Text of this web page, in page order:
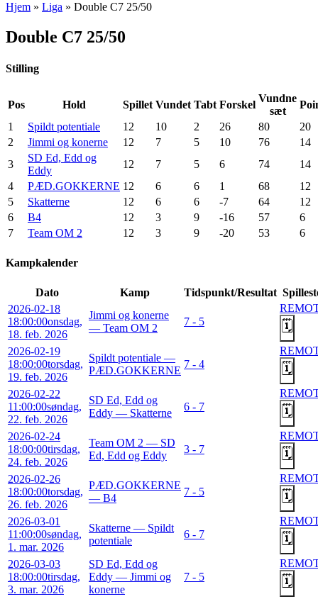
Hjem » Liga » Double C7 25/50
Double C7 25/50
Stilling
Pos Hold Spillet Vundet Tabt Forskel
Vundne
sæt
1
Spildt potentiale 12 10 2 26 80
20
2
Jimmi og konerne 12 7 5 10 76
14
3
SD Ed, Edd og
Eddy
12 7 5 6 74
14
4
PÆD.GOKKERNE 12 6 6 1 68
12
5
Skatterne 12 6 6 -7 64
12
6
B4 12 3 9 -16 57
6
7
Team OM 2 12 3 9 -20 53 6
Kampkalender
Dato Kamp Tidspunkt/Resultat
2026-02-18
18:00:00onsdag,
18. feb. 2026
Jimmi og konerne
— Team OM 2
7 - 5 🗓️
2026-02-19
18:00:00torsdag,
19. feb. 2026
Spildt potentiale —
PÆD.GOKKERNE
7 - 4 🗓️
2026-02-22
11:00:00søndag,
22. feb. 2026
SD Ed, Edd og
Eddy — Skatterne
6 - 7 🗓️
2026-02-24
18:00:00tirsdag,
24. feb. 2026
Team OM 2 — SD
Ed, Edd og Eddy
3 - 7 🗓️
2026-02-26
18:00:00torsdag,
26. feb. 2026
PÆD.GOKKERNE
— B4
7 - 5 🗓️
2026-03-01
11:00:00søndag,
1. mar. 2026
Skatterne — Spildt
potentiale
6 - 7 🗓️
2026-03-03
18:00:00tirsdag,
3. mar. 2026
SD Ed, Edd og
Eddy — Jimmi og
konerne
7 - 5 🗓️